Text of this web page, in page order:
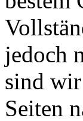
jedoch
sind
Seiten